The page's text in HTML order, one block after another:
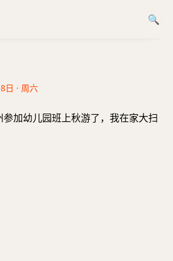
日 · 周六
参加幼儿园班上秋游了，我在家大扫